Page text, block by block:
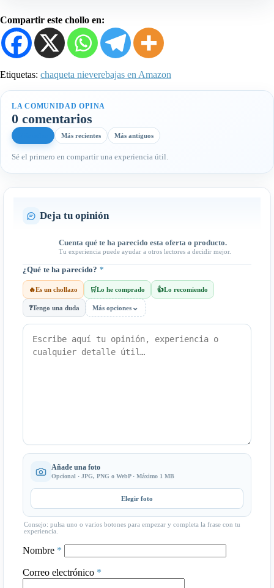
Compartir este chollo en:
Etiquetas: chaqueta nieverebajas en Amazon
LA COMUNIDAD OPINA
0 comentarios
Más recientes Más antiguos
Sé el primero en compartir una experiencia útil.
Deja tu opinión
Cuenta qué te ha parecido esta oferta o producto.
Tu experiencia puede ayudar a otros lectores a decidir mejor.
¿Qué te ha parecido? *
🔥Es un chollazo 🛒Lo he comprado 👍Lo recomiendo
❓Tengo una duda Más opciones ⌄
Añade una foto
Opcional · JPG, PNG o WebP · Máximo 1 MB
Elegir foto
Consejo: pulsa uno o varios botones para empezar y completa la frase con tu
experiencia.
Nombre *
Correo electrónico *